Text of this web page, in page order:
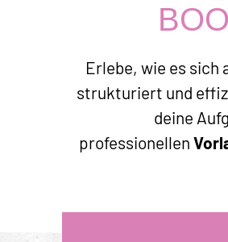
Erlebe, wie es
strukturiert und
deine
professionellen